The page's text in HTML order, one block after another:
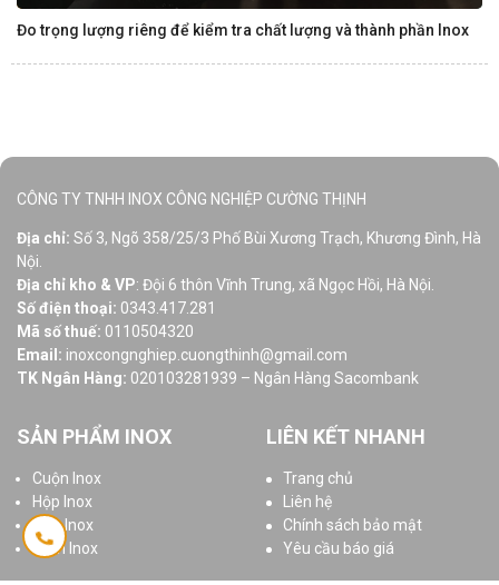
Đo trọng lượng riêng để kiểm tra chất lượng và thành phần Inox
CÔNG TY TNHH INOX CÔNG NGHIỆP CƯỜNG THỊNH
Địa chỉ: Số 3, Ngõ 358/25/3 Phố Bùi Xương Trạch, Khương Đình, Hà
Nội.
Địa chỉ kho & VP: Đội 6 thôn Vĩnh Trung, xã Ngọc Hồi, Hà Nội.
Số điện thoại: 0343.417.281
Mã số thuế: 0110504320
Email: inoxcongnghiep.cuongthinh@gmail.com
TK Ngân Hàng: 020103281939 – Ngân Hàng Sacombank
SẢN PHẨM INOX
Cuộn Inox
Hộp Inox
Ống Inox
Tấm Inox
LIÊN KẾT NHANH
Trang chủ
Liên hệ
Chính sách bảo mật
Yêu cầu báo giá